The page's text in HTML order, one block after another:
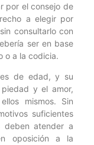
por el consejo de
a elegir por
consultarlo con
ser en base
o a la codicia.
de edad, y su
y el amor,
mismos. Sin
suficientes
deben atender a
oposición a la